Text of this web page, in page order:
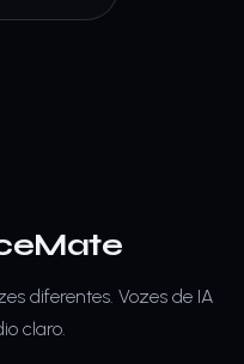
diferentes. Vozes de IA
claro.